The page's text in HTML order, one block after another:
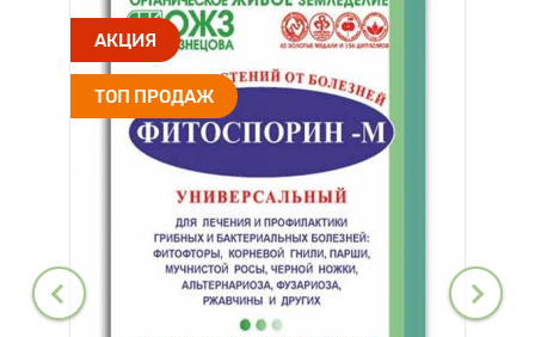
АКЦИЯ
ТОП ПРОДАЖ